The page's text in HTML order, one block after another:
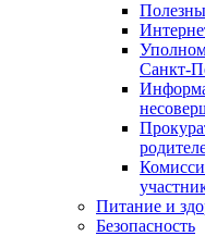
Санкт-
Питание и
Безопасность